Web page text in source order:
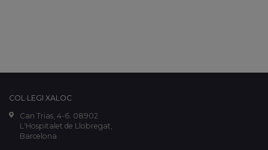
COL·LEGI XALOC
Can Trias, 4-6. 08902
L'Hospitalet de Llobregat,
Barcelona